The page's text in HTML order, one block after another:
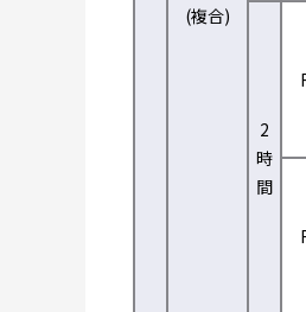
(複合)
2
時
間